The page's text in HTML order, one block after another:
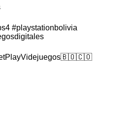
#playstationbolivia